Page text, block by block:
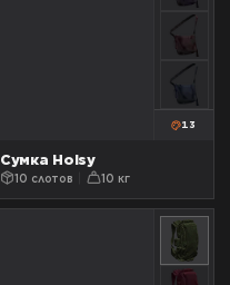
13
Сумка Holsy
10 слотов 10 кг